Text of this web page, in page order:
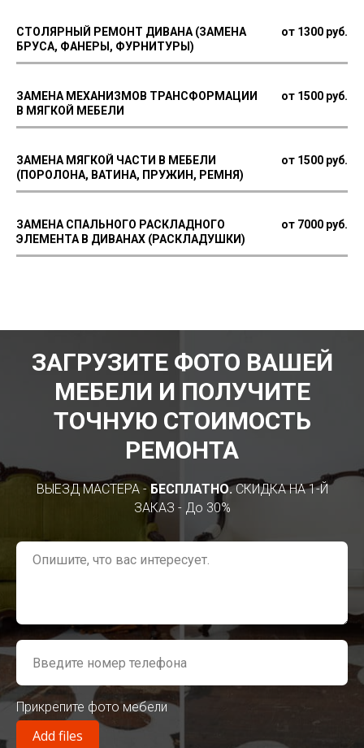
СТОЛЯРНЫЙ РЕМОНТ ДИВАНА (ЗАМЕНА
БРУСА, ФАНЕРЫ, ФУРНИТУРЫ)
от 1300 руб.
ЗАМЕНА МЕХАНИЗМОВ ТРАНСФОРМАЦИИ
В МЯГКОЙ МЕБЕЛИ
от 1500 руб.
ЗАМЕНА МЯГКОЙ ЧАСТИ В МЕБЕЛИ
(ПОРОЛОНА, ВАТИНА, ПРУЖИН, РЕМНЯ)
от 1500 руб.
ЗАМЕНА СПАЛЬНОГО РАСКЛАДНОГО
ЭЛЕМЕНТА В ДИВАНАХ (РАСКЛАДУШКИ)
от 7000 руб.
ЗАГРУЗИТЕ ФОТО ВАШЕЙ
МЕБЕЛИ И ПОЛУЧИТЕ
ТОЧНУЮ СТОИМОСТЬ
РЕМОНТА
ВЫЕЗД МАСТЕРА -БЕСПЛАТНО.СКИДКА НА 1-Й
ЗАКАЗ - До 30%
Прикрепите фото мебели
Add files